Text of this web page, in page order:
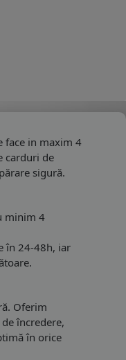
face in maxim 4
carduri de
sigură.
minim 4
în 24-48h, iar
Oferim
încredere,
în orice